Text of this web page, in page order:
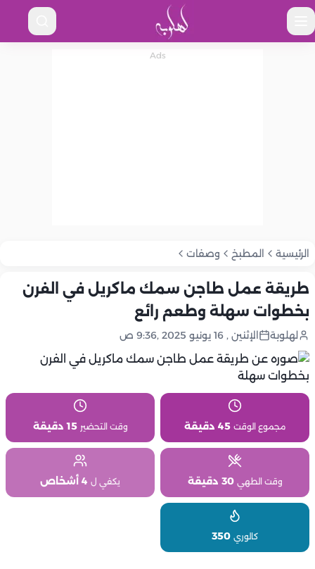
الرئيسية المطبخ وصفات
طريقة عمل طاجن سمك ماكريل في الفرن
بخطوات سهلة وطعم رائع
لهلوبة الإثنين , 16 يونيو 2025 ,9:36 ص
مجموع الوقت 45 دقيقة وقت التحضير 15 دقيقة
وقت الطهي 30 دقيقة يكفي ل 4 أشخاص
كالوري 350